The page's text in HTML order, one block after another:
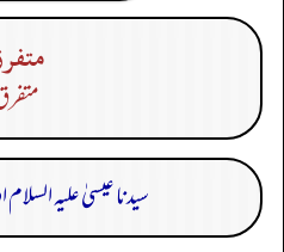
سیدنا عیسیٰ علیہ